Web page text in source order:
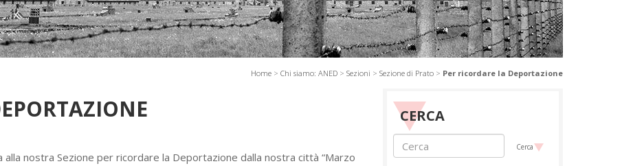
Home > Chi siamo: ANED > Sezioni > Sezione di Prato > Per ricordare la Deportazione
nostra Sezione per ricordare la Deportazione dalla nostra città “Marzo
CERCA
Cerca